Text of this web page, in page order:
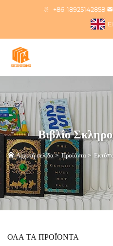
+86-18925142858
Βιβλίο
Αρχική σελίδα>Προϊόντα >
ΟΛΑ ΤΑ ΠΡΟΪΟΝΤΑ